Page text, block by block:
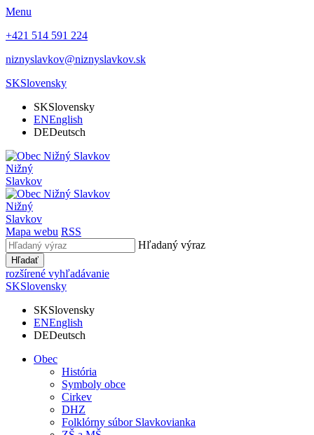
Menu
+421 514 591 224
niznyslavkov@niznyslavkov.sk
SKSlovensky
SKSlovensky
ENEnglish
DEDeutsch
Nižný
Slavkov
Nižný
Slavkov
Mapa webu RSS
Hľadaný výraz
Hľadať
rozšírené vyhľadávanie
SKSlovensky
SKSlovensky
ENEnglish
DEDeutsch
Obec
História
Symboly obce
Cirkev
DHZ
Folklórny súbor Slavkovianka